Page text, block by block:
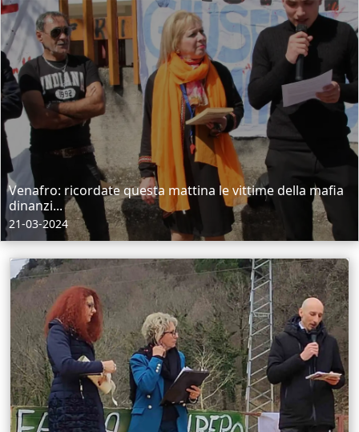
Venafro: ricordate questa mattina le vittime della mafia
dinanzi...
21-03-2024